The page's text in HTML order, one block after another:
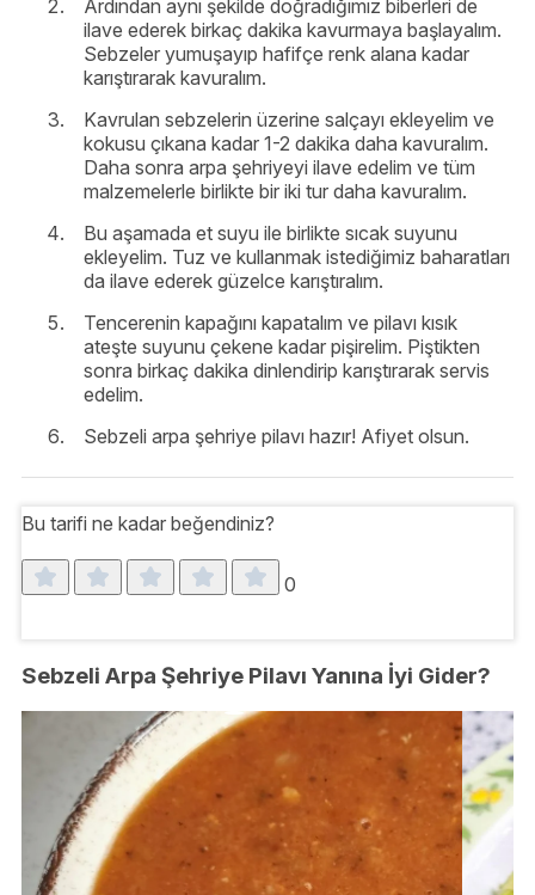
Ardından aynı şekilde doğradığımız biberleri de
ilave ederek birkaç dakika kavurmaya başlayalım.
Sebzeler yumuşayıp hafifçe renk alana kadar
karıştırarak kavuralım.
Kavrulan sebzelerin üzerine salçayı ekleyelim ve
kokusu çıkana kadar 1-2 dakika daha kavuralım.
Daha sonra arpa şehriyeyi ilave edelim ve tüm
malzemelerle birlikte bir iki tur daha kavuralım.
Bu aşamada et suyu ile birlikte sıcak suyunu
ekleyelim. Tuz ve kullanmak istediğimiz baharatları
da ilave ederek güzelce karıştıralım.
Tencerenin kapağını kapatalım ve pilavı kısık
ateşte suyunu çekene kadar pişirelim. Piştikten
sonra birkaç dakika dinlendirip karıştırarak servis
edelim.
Sebzeli arpa şehriye pilavı hazır! Afiyet olsun.
Bu tarifi ne kadar beğendiniz?
0
Sebzeli Arpa Şehriye Pilavı Yanına İyi Gider?